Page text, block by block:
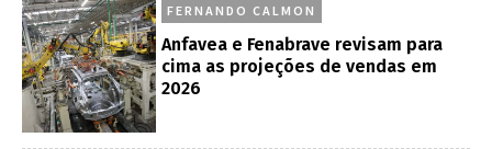
FERNANDO CALMON
Anfavea e Fenabrave revisam para
cima as projeções de vendas em
2026